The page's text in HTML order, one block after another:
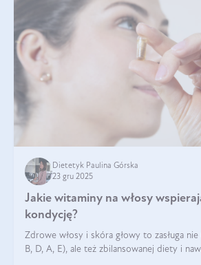
Dietetyk Paulina Górska
23 gru 2025
Jakie witaminy na włosy
kondycję?
Zdrowe włosy i skóra głowy to zasługa
B, D, A, E), ale też zbilansowanej diety i